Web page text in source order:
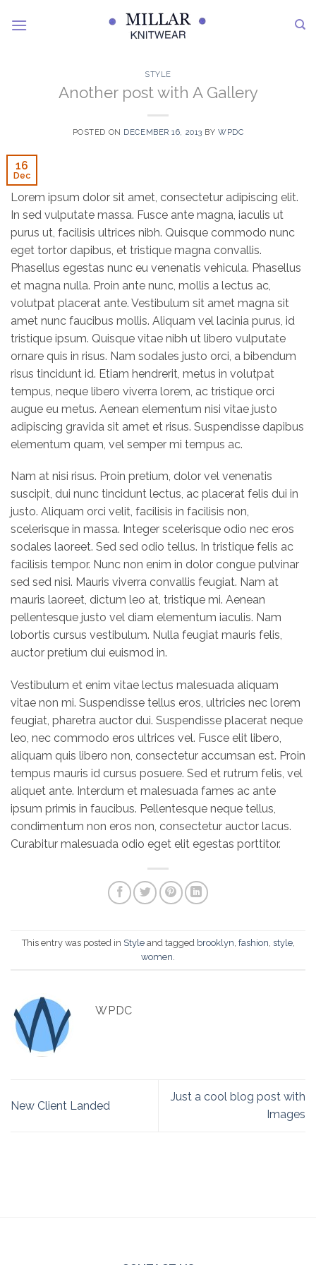
STYLE
Another post with A Gallery
POSTED ON DECEMBER 16, 2013 BYWPDC
16
Dec
Lorem ipsum dolor sit amet, consectetur adipiscing elit.
In sed vulputate massa. Fusce ante magna, iaculis ut
purus ut, facilisis ultrices nibh. Quisque commodo nunc
eget tortor dapibus, et tristique magna convallis.
Phasellus egestas nunc eu venenatis vehicula. Phasellus
et magna nulla. Proin ante nunc, mollis a lectus ac,
volutpat placerat ante. Vestibulum sit amet magna sit
amet nunc faucibus mollis. Aliquam vel lacinia purus, id
tristique ipsum. Quisque vitae nibh ut libero vulputate
ornare quis in risus. Nam sodales justo orci, a bibendum
risus tincidunt id. Etiam hendrerit, metus in volutpat
tempus, neque libero viverra lorem, ac tristique orci
augue eu metus. Aenean elementum nisi vitae justo
adipiscing gravida sit amet et risus. Suspendisse dapibus
elementum quam, vel semper mi tempus ac.
Nam at nisi risus. Proin pretium, dolor vel venenatis
suscipit, dui nunc tincidunt lectus, ac placerat felis dui in
justo. Aliquam orci velit, facilisis in facilisis non,
scelerisque in massa. Integer scelerisque odio nec eros
sodales laoreet. Sed sed odio tellus. In tristique felis ac
facilisis tempor. Nunc non enim in dolor congue pulvinar
sed sed nisi. Mauris viverra convallis feugiat. Nam at
mauris laoreet, dictum leo at, tristique mi. Aenean
pellentesque justo vel diam elementum iaculis. Nam
lobortis cursus vestibulum. Nulla feugiat mauris felis,
auctor pretium dui euismod in.
Vestibulum et enim vitae lectus malesuada aliquam
vitae non mi. Suspendisse tellus eros, ultricies nec lorem
feugiat, pharetra auctor dui. Suspendisse placerat neque
leo, nec commodo eros ultrices vel. Fusce elit libero,
aliquam quis libero non, consectetur accumsan est. Proin
tempus mauris id cursus posuere. Sed et rutrum felis, vel
aliquet ante. Interdum et malesuada fames ac ante
ipsum primis in faucibus. Pellentesque neque tellus,
condimentum non eros non, consectetur auctor lacus.
Curabitur malesuada odio eget elit egestas porttitor.
This entry was posted in Styleand tagged brooklyn fashion style,
women
WPDC
New Client Landed
Just a cool blog post with
Images